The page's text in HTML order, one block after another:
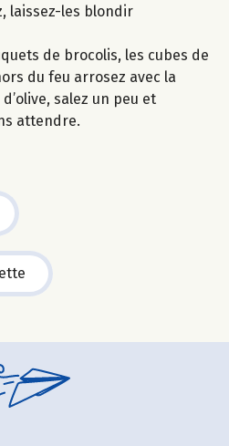
laissez-les blondir
de brocolis, les cubes de
du feu arrosez avec la
salez un peu et
attendre.